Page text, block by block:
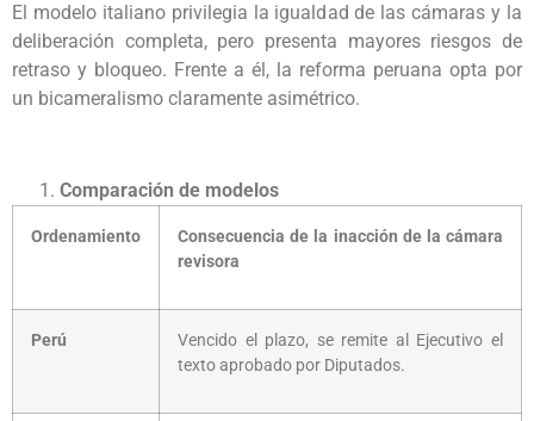
El modelo italiano privilegia la igualdad de las cámaras y la
deliberación completa, pero presenta mayores riesgos de
retraso y bloqueo. Frente a él, la reforma peruana opta por
un bicameralismo claramente asimétrico.
Comparación de modelos
Ordenamiento
Consecuencia de la inacción de la cámara
revisora
Perú
Vencido el plazo, se remite al Ejecutivo el
texto aprobado por Diputados.